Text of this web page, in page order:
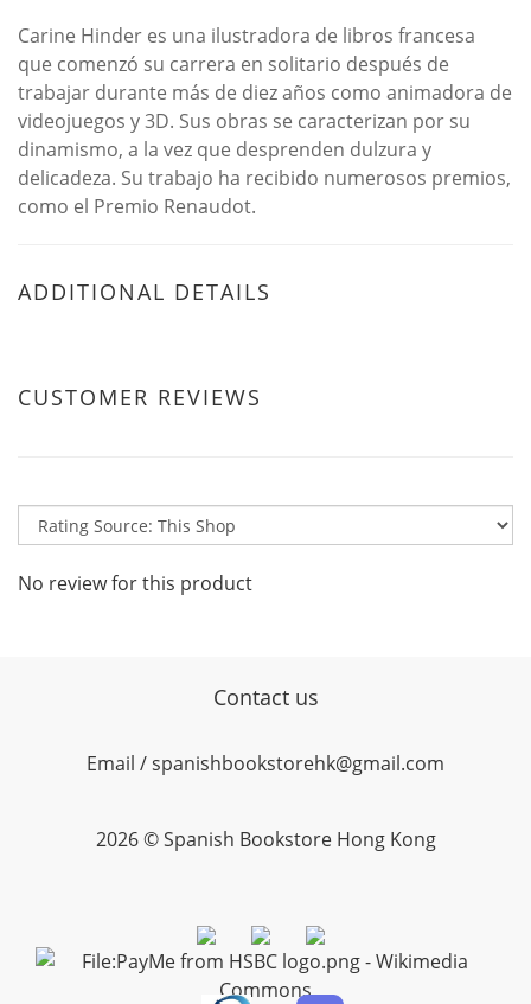
Carine Hinder es una ilustradora de libros francesa
que comenzó su carrera en solitario después de
trabajar durante más de diez años como animadora de
videojuegos y 3D. Sus obras se caracterizan por su
dinamismo, a la vez que desprenden dulzura y
delicadeza. Su trabajo ha recibido numerosos premios,
como el Premio Renaudot.
ADDITIONAL DETAILS
CUSTOMER REVIEWS
No review for this product
Contact us
Email / spanishbookstorehk@gmail.com
2026 © Spanish Bookstore Hong Kong